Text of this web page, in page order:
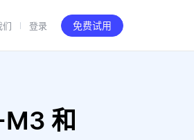
们 登录 免费试用
和